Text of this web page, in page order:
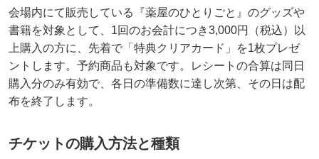
会場内にて販売している『薬屋のひとりごと』のグッズや
書籍を対象として、1回のお会計につき3,000円（税込）以
上購入の方に、先着で「特典クリアカード」を1枚プレゼ
ントします。予約商品も対象です。レシートの合算は同日
購入分のみ有効で、各日の準備数に達し次第、その日は配
布を終了します。
チケットの購入方法と種類